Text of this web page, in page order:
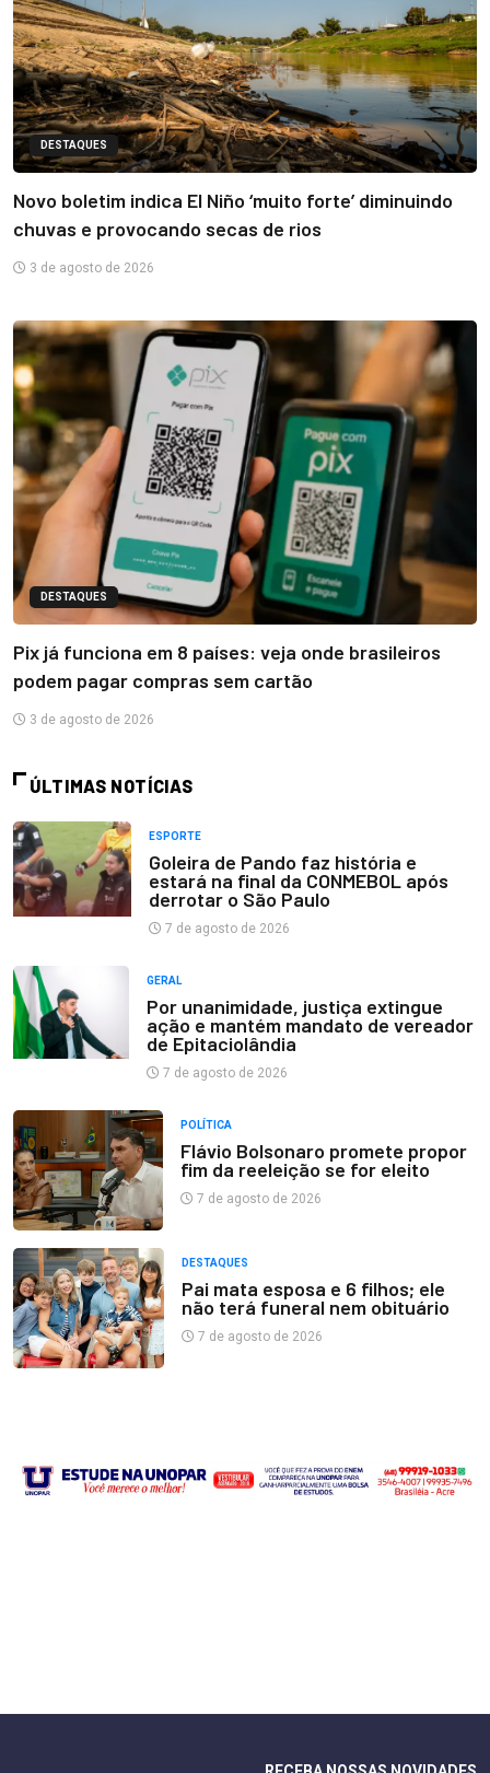
DESTAQUES
Novo boletim indica El Niño ‘muito forte’ diminuindo
chuvas e provocando secas de rios
3 de agosto de 2026
DESTAQUES
Pix já funciona em 8 países: veja onde brasileiros
podem pagar compras sem cartão
3 de agosto de 2026
ÚLTIMAS NOTÍCIAS
ESPORTE
Goleira de Pando faz história e
estará na final da CONMEBOL após
derrotar o São Paulo
7 de agosto de 2026
GERAL
Por unanimidade, justiça extingue
ação e mantém mandato de vereador
de Epitaciolândia
7 de agosto de 2026
POLÍTICA
Flávio Bolsonaro promete propor
fim da reeleição se for eleito
7 de agosto de 2026
DESTAQUES
Pai mata esposa e 6 filhos; ele
não terá funeral nem obituário
7 de agosto de 2026